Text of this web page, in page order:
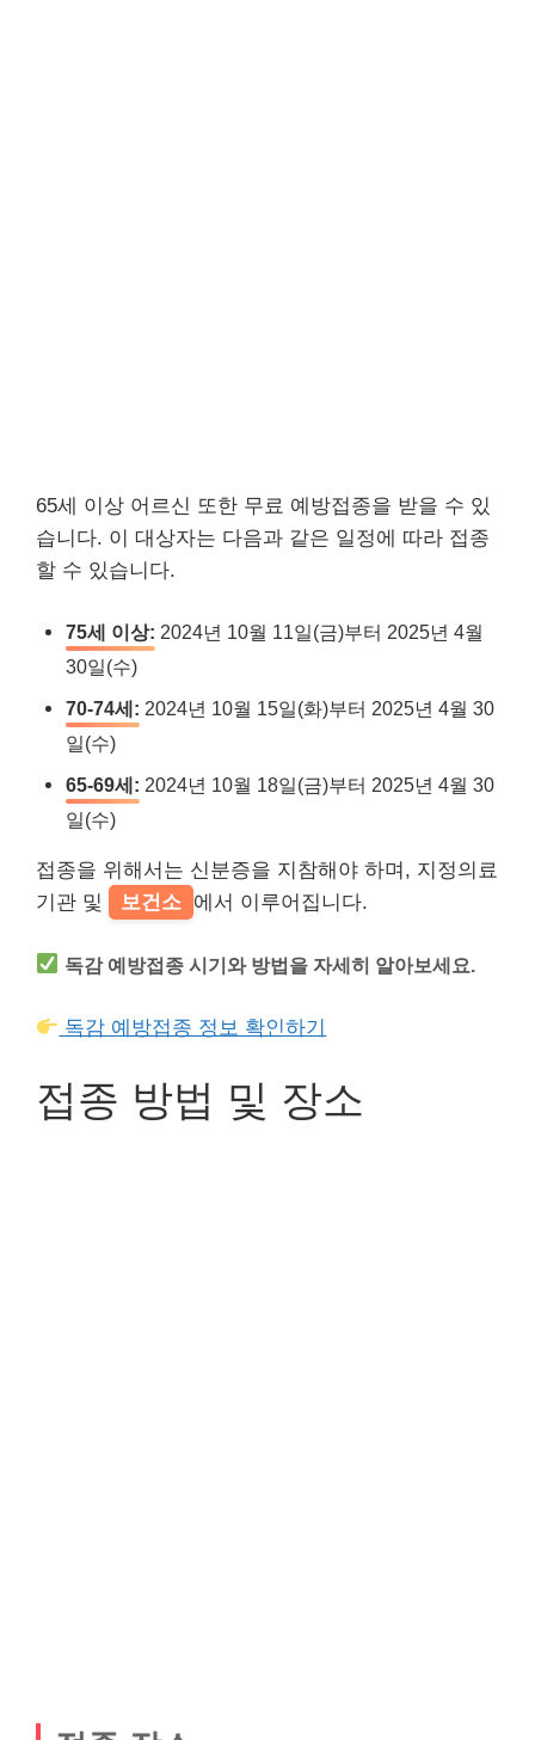
65세 이상 어르신 또한 무료 예방접종을 받을 수 있
습니다. 이 대상자는 다음과 같은 일정에 따라 접종
할 수 있습니다.
75세 이상: 2024년 10월 11일(금)부터 2025년 4월
30일(수)
70-74세: 2024년 10월 15일(화)부터 2025년 4월 30
일(수)
65-69세: 2024년 10월 18일(금)부터 2025년 4월 30
일(수)
접종을 위해서는 신분증을 지참해야 하며, 지정의료
기관 및
보건소 에서 이루어집니다.
독감 예방접종 시기와 방법을 자세히 알아보세요.
독감 예방접종 정보 확인하기
접종 방법 및 장소